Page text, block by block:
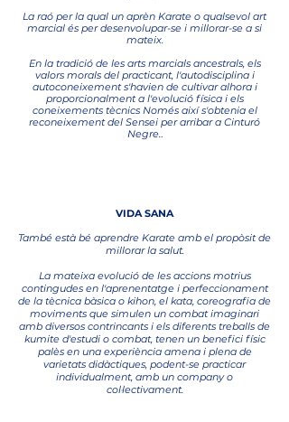
La raó per la qual un aprèn Karate o qualsevol art
marcial és per desenvolupar-se i millorar-se a si
mateix.
En la tradició de les arts marcials ancestrals, els
valors morals del practicant, l'autodisciplina i
autoconeixement s'havien de cultivar alhora i
proporcionalment a l'evolució física i els
coneixements tècnics Només així s'obtenia el
reconeixement del Sensei per arribar a Cinturó
Negre..
VIDA SANA
També està bé aprendre Karate amb el propòsit de
millorar la salut.
La mateixa evolució de les accions motrius
contingudes en l'aprenentatge i perfeccionament
de la tècnica bàsica o kihon, el kata, coreografia de
moviments que simulen un combat imaginari
amb diversos contrincants i els diferents treballs de
kumite d'estudi o combat, tenen un benefici físic
palès en una experiència amena i plena de
varietats didàctiques, podent-se practicar
individualment, amb un company o
col·lectivament.